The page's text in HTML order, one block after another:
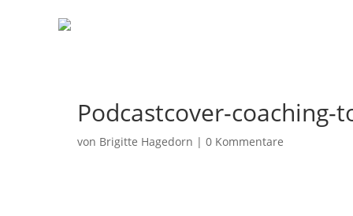
Podcastcover-coaching-
von Brigitte Hagedorn | 0 Kommentare